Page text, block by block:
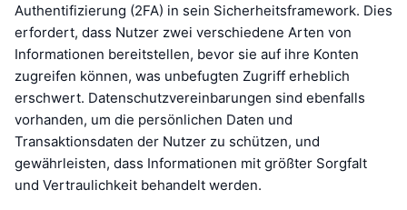
Authentifizierung (2FA) in sein Sicherheitsframework. Dies
erfordert, dass Nutzer zwei verschiedene Arten von
Informationen bereitstellen, bevor sie auf ihre Konten
zugreifen können, was unbefugten Zugriff erheblich
erschwert. Datenschutzvereinbarungen sind ebenfalls
vorhanden, um die persönlichen Daten und
Transaktionsdaten der Nutzer zu schützen, und
gewährleisten, dass Informationen mit größter Sorgfalt
und Vertraulichkeit behandelt werden.